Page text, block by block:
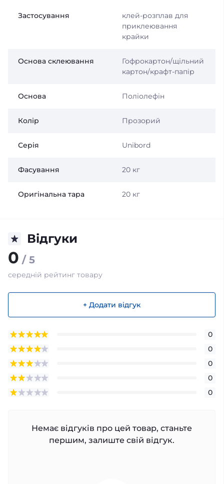
Застосування
клей-розплав для
приклеювання
крайки
Основа склеювання
Гофрокартон/щільний
картон/крафт-папір
Основа Поліолефін
Колір Прозорий
Серія Unibord
Фасування 20 кг
Оригінальна тара 20 кг
Відгуки
0 / 5
середній рейтинг товару
+ Додати відгук
0
0
0
0
0
Немає відгуків про цей товар, станьте
першим, залиште свій відгук.